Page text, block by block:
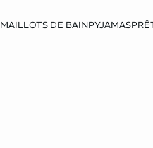
MAILLOTS DE BAINPYJAMAS